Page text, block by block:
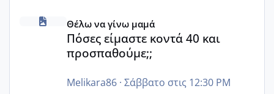
Πόσες είμαστε κοντά 40 και προσπαθούμε;;
Θέλω να γίνω μαμά
Πόσες είμαστε κοντά 40 και
προσπαθούμε;;
Melikara86· Σάββατο στις 12:30 PM